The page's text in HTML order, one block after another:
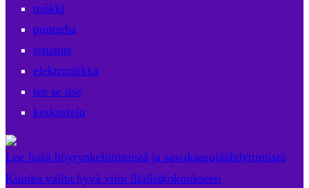
mökki
puutarha
sisustus
elektroniikka
tee se itse
keskustelu
Lue lisää höyrynkehittimistä ja savukaasujäähdyttimistä
Kuinka valita hyvä viini illalliskokoukseen